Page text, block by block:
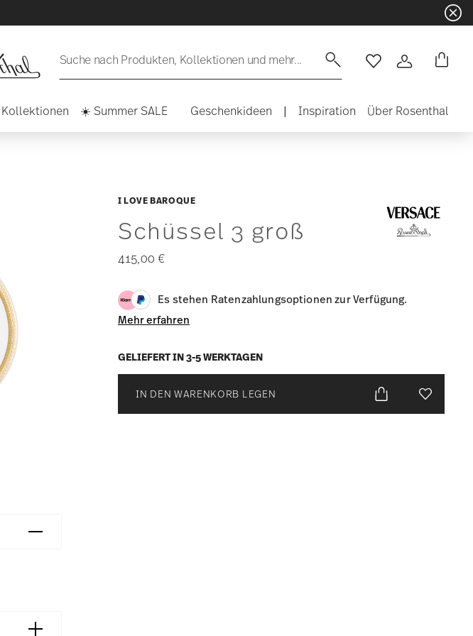
Suche nach Produkten, Kollektionen und mehr... WishlistAnmelden
Kollektionen ☀️ Summer SALE Geschenkideen | Inspiration Über Rosenthal
I LOVE BAROQUE
Schüssel 3 groß
415,00 €
Es stehen Ratenzahlungsoptionen zur Verfügung.
Mehr erfahren
GELIEFERT IN 3-5 WERKTAGEN
IN DEN WARENKORB LEGEN Add To